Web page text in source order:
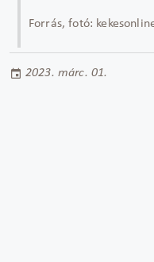
Forrás, fotó:
2023. márc. 01.